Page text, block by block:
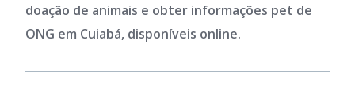
doação de animais e obter informações pet de
ONG em Cuiabá, disponíveis online.